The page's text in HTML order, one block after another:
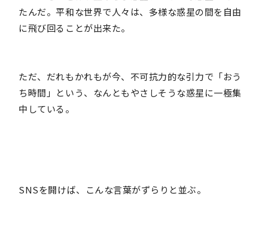
たんだ。平和な世界で人々は、多様な惑星の間を自由
に飛び回ることが出来た。
ただ、だれもかれもが今、不可抗力的な引力で「おう
ち時間」という、なんともやさしそうな惑星に一極集
中している。
SNSを開けば、こんな言葉がずらりと並ぶ。